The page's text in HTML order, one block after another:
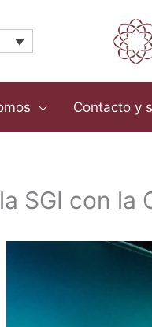
Contacto y
SGI con la